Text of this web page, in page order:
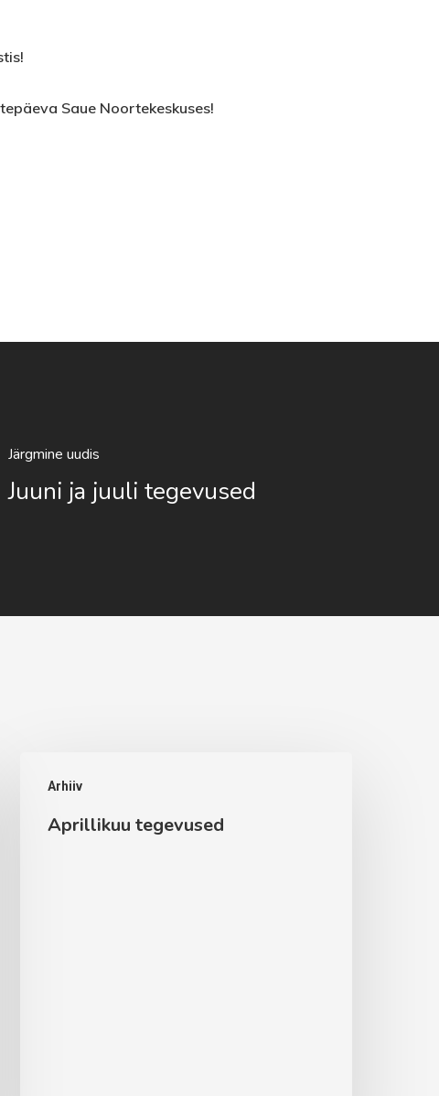
Saue Noortekeskuses!
Järgmine uudis
Juuni ja juuli tegevused
Arhiiv
tegevused
Aprillikuu tegevused